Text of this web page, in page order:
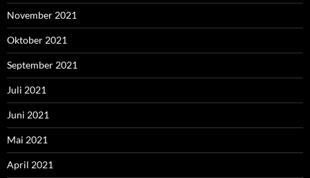
November 2021
Oktober 2021
September 2021
Juli 2021
Juni 2021
Mai 2021
April 2021